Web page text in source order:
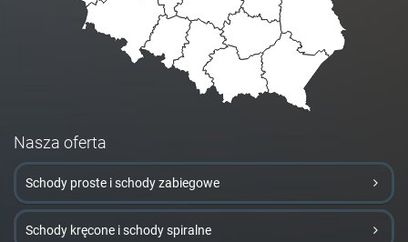
Nasza oferta
Schody proste i schody zabiegowe
Schody kręcone i schody spiralne